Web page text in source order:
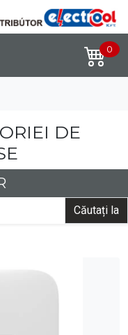
0
DE
Căutați la